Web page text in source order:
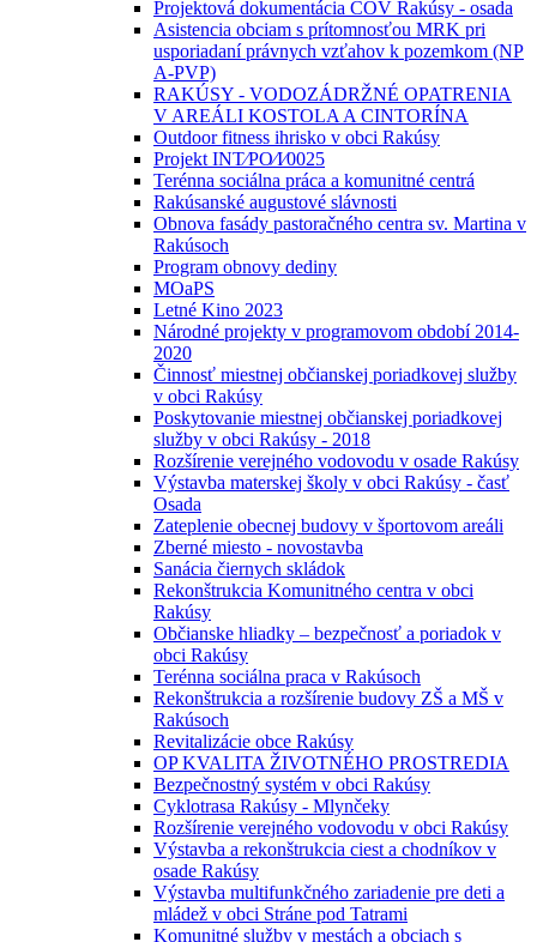
Projektová dokumentácia ČOV Rakúsy - osada
Asistencia obciam s prítomnosťou MRK pri
usporiadaní právnych vzťahov k pozemkom (NP
A-PVP)
RAKÚSY - VODOZÁDRŽNÉ OPATRENIA
V AREÁLI KOSTOLA A CINTORÍNA
Outdoor fitness ihrisko v obci Rakúsy
Projekt INT⁄PO⁄I⁄0025
Terénna sociálna práca a komunitné centrá
Rakúsanské augustové slávnosti
Obnova fasády pastoračného centra sv. Martina v
Rakúsoch
Program obnovy dediny
MOaPS
Letné Kino 2023
Národné projekty v programovom období 2014-
2020
Činnosť miestnej občianskej poriadkovej služby
v obci Rakúsy
Poskytovanie miestnej občianskej poriadkovej
služby v obci Rakúsy - 2018
Rozšírenie verejného vodovodu v osade Rakúsy
Výstavba materskej školy v obci Rakúsy - časť
Osada
Zateplenie obecnej budovy v športovom areáli
Zberné miesto - novostavba
Sanácia čiernych skládok
Rekonštrukcia Komunitného centra v obci
Rakúsy
Občianske hliadky – bezpečnosť a poriadok v
obci Rakúsy
Terénna sociálna praca v Rakúsoch
Rekonštrukcia a rozšírenie budovy ZŠ a MŠ v
Rakúsoch
Revitalizácie obce Rakúsy
OP KVALITA ŽIVOTNÉHO PROSTREDIA
Bezpečnostný systém v obci Rakúsy
Cyklotrasa Rakúsy - Mlynčeky
Rozšírenie verejného vodovodu v obci Rakúsy
Výstavba a rekonštrukcia ciest a chodníkov v
osade Rakúsy
Výstavba multifunkčného zariadenie pre deti a
mládež v obci Stráne pod Tatrami
Komunitné služby v mestách a obciach s